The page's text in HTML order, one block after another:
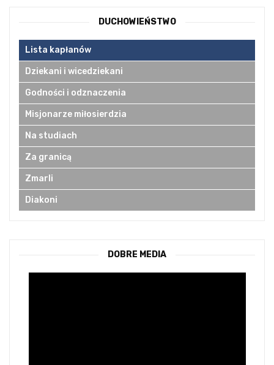
DUCHOWIEŃSTWO
Lista kapłanów
Dziekani i wicedziekani
Godności i odznaczenia
Misjonarze miłosierdzia
Na studiach
Za granicą
Zmarli
Diakoni
DOBRE MEDIA